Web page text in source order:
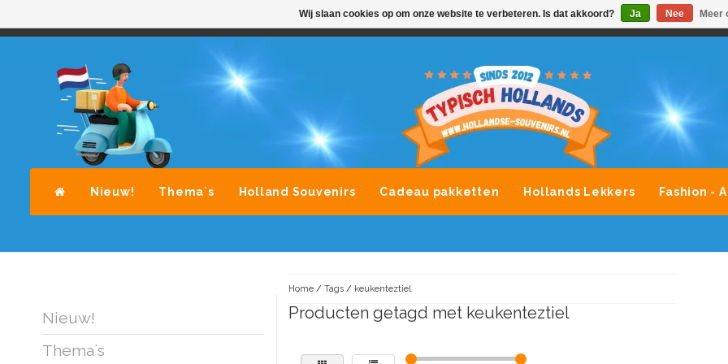
AVONDLEVERING MOGELIJK ALLE MERKEN SOUVENIRS
Nieuw! Thema`s Holland Souvenirs Cadeau pakketten Hollands Lekkers Fashion -
Nieuw!
Thema`s
Home/ Tags/ keukenteztiel
Producten getagd met keukenteztiel
Wij slaan cookies op om onze website te verbeteren. Is dat akkoord? Ja Nee Meer